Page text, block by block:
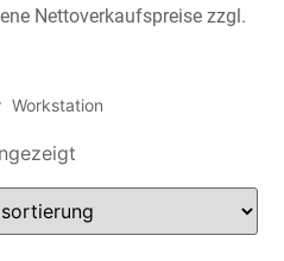
Nettoverkaufspreise zzgl.
Workstation